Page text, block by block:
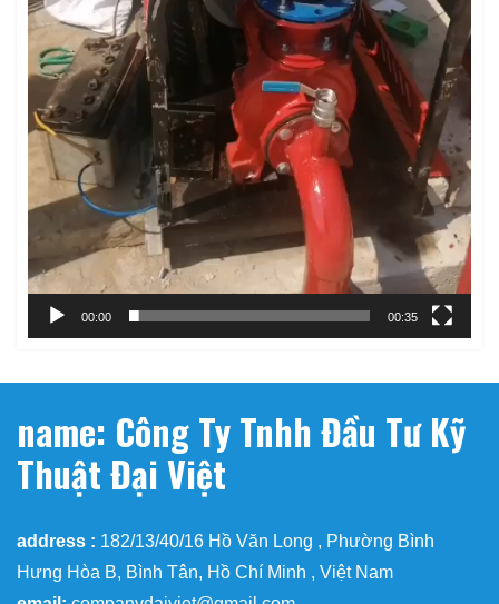
00:00 00:35
name: Công Ty Tnhh Đầu Tư Kỹ
Thuật Đại Việt
address : 182/13/40/16 Hồ Văn Long , Phường Bình
Hưng Hòa B, Bình Tân, Hồ Chí Minh , Việt Nam